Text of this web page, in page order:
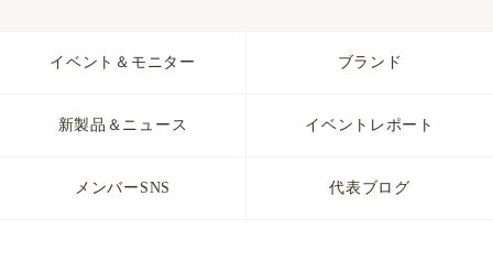
イベント＆モニター ブランド
新製品＆ニュース イベントレポート
メンバーSNS 代表ブログ